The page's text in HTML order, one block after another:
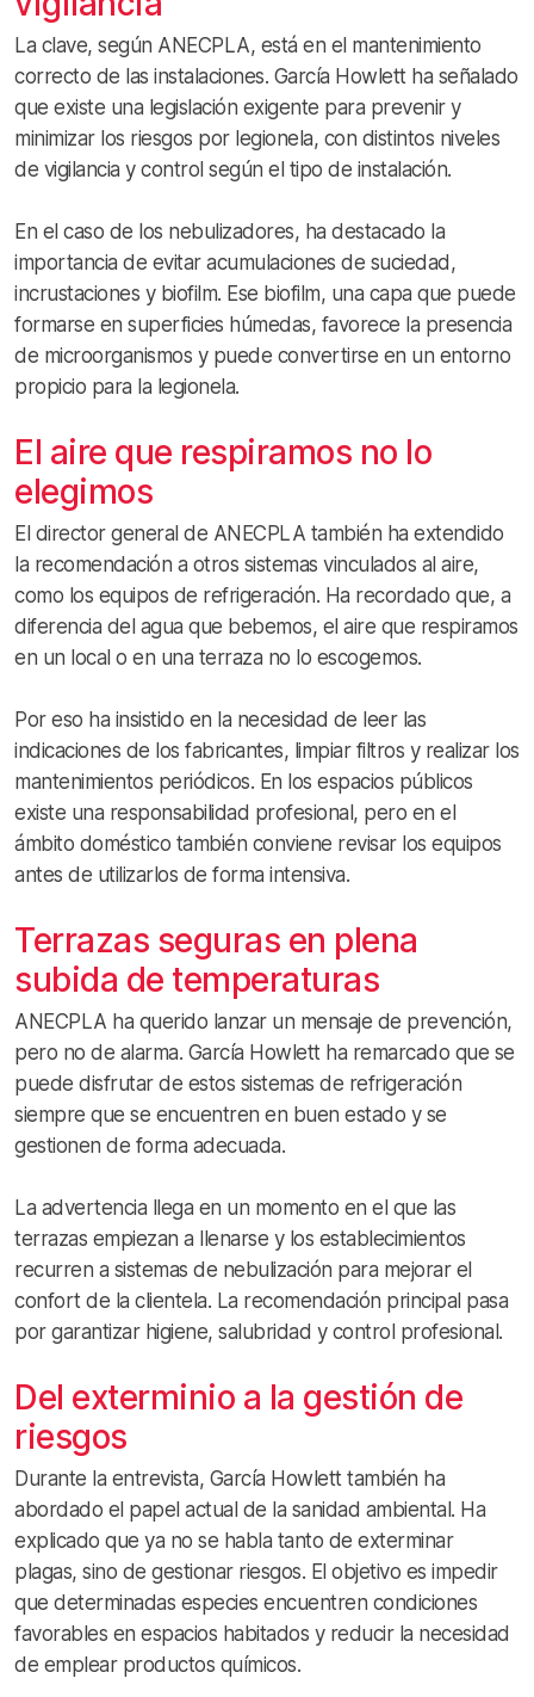
La clave, según ANECPLA, está en el mantenimiento
correcto de las instalaciones. García Howlett ha señalado
que existe una legislación exigente para prevenir y
minimizar los riesgos por legionela, con distintos niveles
de vigilancia y control según el tipo de instalación.
En el caso de los nebulizadores, ha destacado la
importancia de evitar acumulaciones de suciedad,
incrustaciones y biofilm. Ese biofilm, una capa que puede
formarse en superficies húmedas, favorece la presencia
de microorganismos y puede convertirse en un entorno
propicio para la legionela.
El aire que respiramos no lo
elegimos
El director general de ANECPLA también ha extendido
la recomendación a otros sistemas vinculados al aire,
como los equipos de refrigeración. Ha recordado que, a
diferencia del agua que bebemos, el aire que respiramos
en un local o en una terraza no lo escogemos.
Por eso ha insistido en la necesidad de leer las
indicaciones de los fabricantes, limpiar filtros y realizar los
mantenimientos periódicos. En los espacios públicos
existe una responsabilidad profesional, pero en el
ámbito doméstico también conviene revisar los equipos
antes de utilizarlos de forma intensiva.
Terrazas seguras en plena
subida de temperaturas
ANECPLA ha querido lanzar un mensaje de prevención,
pero no de alarma. García Howlett ha remarcado que se
puede disfrutar de estos sistemas de refrigeración
siempre que se encuentren en buen estado y se
gestionen de forma adecuada.
La advertencia llega en un momento en el que las
terrazas empiezan a llenarse y los establecimientos
recurren a sistemas de nebulización para mejorar el
confort de la clientela. La recomendación principal pasa
por garantizar higiene, salubridad y control profesional.
Del exterminio a la gestión de
riesgos
Durante la entrevista, García Howlett también ha
abordado el papel actual de la sanidad ambiental. Ha
explicado que ya no se habla tanto de exterminar
plagas, sino de gestionar riesgos. El objetivo es impedir
que determinadas especies encuentren condiciones
favorables en espacios habitados y reducir la necesidad
de emplear productos químicos.